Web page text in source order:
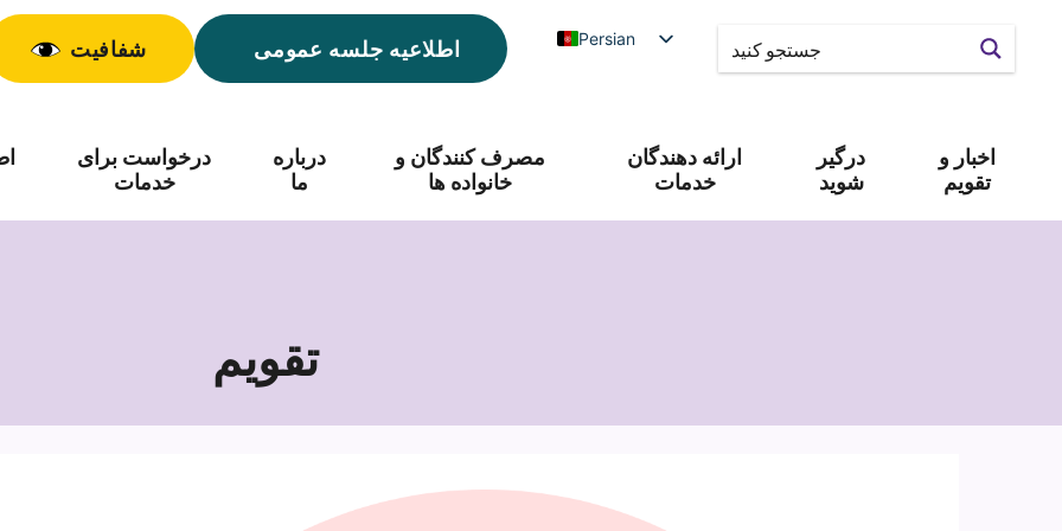
شفافیت اطلاعیه جلسه عمومی Persian
درخواست برای
خدمات
درباره
ما
مصرف کنندگان و
خانواده ها
ارائه دهندگان
خدمات
درگیر
شوید
اخبار و
تقویم
تقویم